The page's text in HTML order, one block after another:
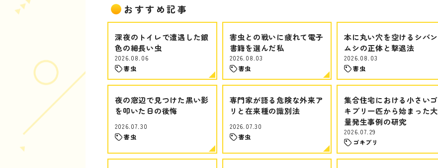
おすすめ記事
深夜のトイレで遭遇した銀
色の細長い虫
2026.08.06
害虫
害虫との戦いに疲れて電子
書籍を選んだ私
2026.08.03
害虫
本に丸い穴を空けるシバン
ムシの正体と撃退法
2026.08.03
害虫
夜の窓辺で見つけた黒い影
を叩いた日の後悔
2026.07.30
害虫
専門家が語る危険な外来ア
リと在来種の識別法
2026.07.30
害虫
集合住宅における小さいゴ
キブリ一匹から始まった大
量発生事例の研究
2026.07.29
ゴキブリ